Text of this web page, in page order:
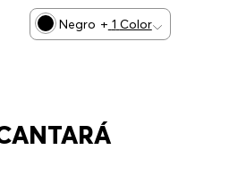
Negro + 1 Color